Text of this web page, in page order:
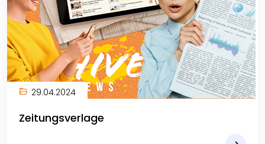
29.04.2024
Zeitungsverlage